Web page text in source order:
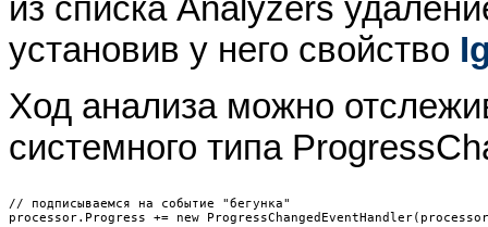
из списка Analyzers
установив у него свойство
Ход анализа можно
системного типа
// подписываемся на событие "бегунка"
processor.Progress += new